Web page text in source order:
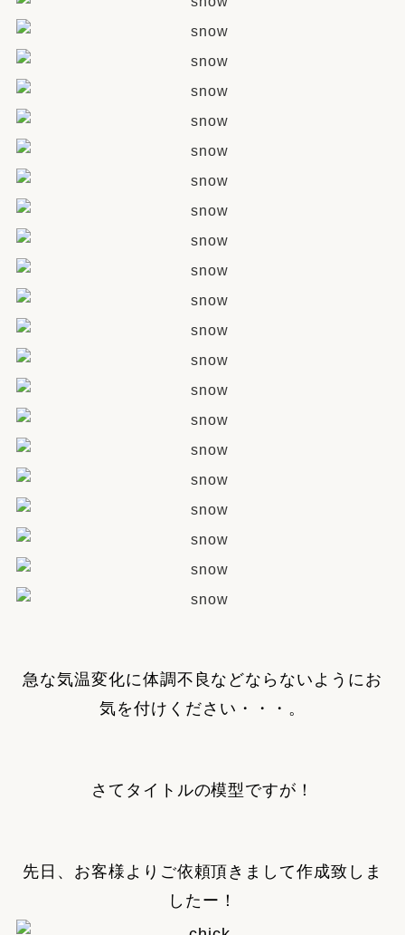
急な気温変化に体調不良などならないようにお
気を付けください・・・。
さてタイトルの模型ですが！
先日、お客様よりご依頼頂きまして作成致しま
したー！